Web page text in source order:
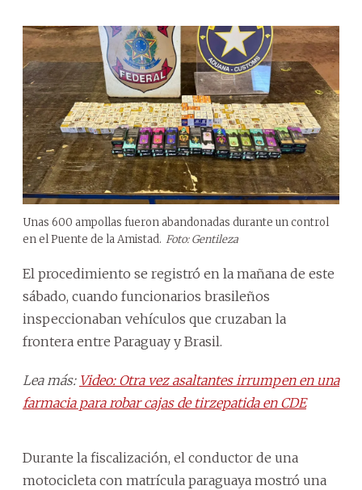
Unas 600 ampollas fueron abandonadas durante un control
en el Puente de la Amistad. Foto: Gentileza
El procedimiento se registró en la mañana de este
sábado, cuando funcionarios brasileños
inspeccionaban vehículos que cruzaban la
frontera entre Paraguay y Brasil.
Lea más: Video: Otra vez asaltantes irrumpen en una
farmacia para robar cajas de tirzepatida en CDE
Durante la fiscalización, el conductor de una
motocicleta con matrícula paraguaya mostró una